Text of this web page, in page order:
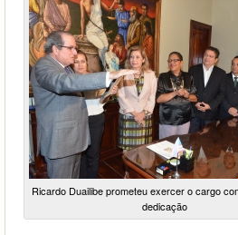
Ricardo Duailibe prometeu exercer o cargo
dedicação